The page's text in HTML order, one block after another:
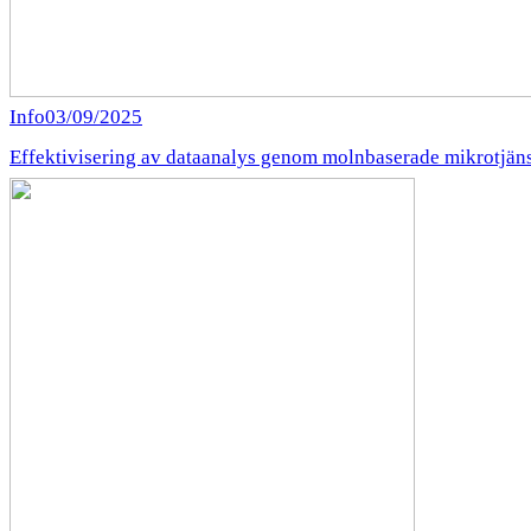
Info03/09/2025
Effektivisering av dataanalys genom molnbaserade